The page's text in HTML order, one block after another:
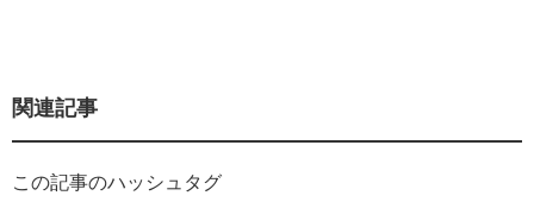
関連記事
この記事のハッシュタグ